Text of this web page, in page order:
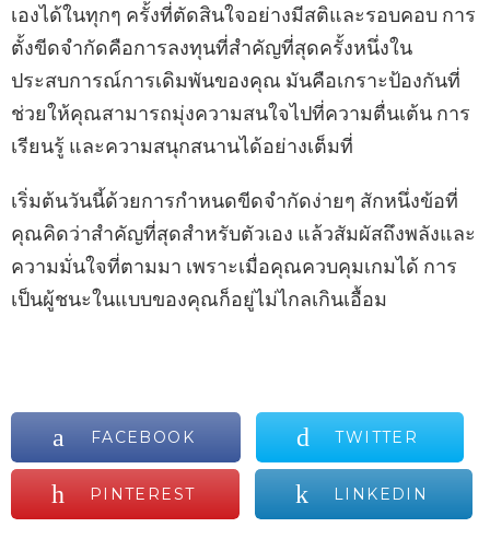
เองได้ในทุกๆ ครั้งที่ตัดสินใจอย่างมีสติและรอบคอบ การ
ตั้งขีดจำกัดคือการลงทุนที่สำคัญที่สุดครั้งหนึ่งใน
ประสบการณ์การเดิมพันของคุณ มันคือเกราะป้องกันที่
ช่วยให้คุณสามารถมุ่งความสนใจไปที่ความตื่นเต้น การ
เรียนรู้ และความสนุกสนานได้อย่างเต็มที่
เริ่มต้นวันนี้ด้วยการกำหนดขีดจำกัดง่ายๆ สักหนึ่งข้อที่
คุณคิดว่าสำคัญที่สุดสำหรับตัวเอง แล้วสัมผัสถึงพลังและ
ความมั่นใจที่ตามมา เพราะเมื่อคุณควบคุมเกมได้ การ
เป็นผู้ชนะในแบบของคุณก็อยู่ไม่ไกลเกินเอื้อม
FACEBOOK TWITTER
PINTEREST LINKEDIN